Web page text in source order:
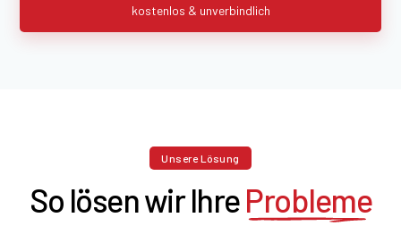
kostenlos & unverbindlich
Unsere Lösung
So lösen wir IhreProbleme